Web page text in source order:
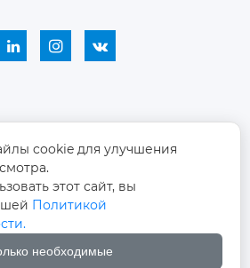
  
парк, город Наньцзяо,
город Цзыбо, провинция
cookie для улучшения
этот сайт, вы
Политикой
необходимые